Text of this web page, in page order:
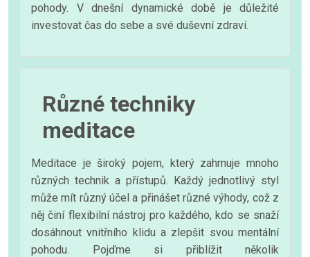
pohody. V dnešní dynamické době je důležité
investovat čas do sebe a své duševní zdraví.
Různé techniky
meditace
Meditace je široký pojem, který zahrnuje mnoho
různých technik a přístupů. Každý jednotlivý styl
může mít různý účel a přinášet různé výhody, což z
něj činí flexibilní nástroj pro každého, kdo se snaží
dosáhnout vnitřního klidu a zlepšit svou mentální
pohodu. Pojďme si přiblížit několik